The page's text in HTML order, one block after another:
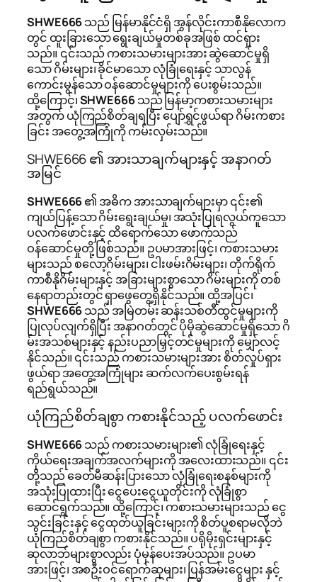
SHWE666သည် မြန်မာနိုင်ငံရှိ အွန်လိုင်းကာစီနိုလောက
တွင် ထူးခြားသော ရွေးချယ်မှုတစ်ခုအဖြစ် ထင်ရှား
သည်။ ၎င်းသည် ကစားသမားများအား ဆွဲဆောင်မှုရှိ
သော ဂိမ်းများ၊ ခိုင်မာသော လုံခြုံရေးနှင့် သာလွန်
ကောင်းမွန်သော ဝန်ဆောင်မှုများကို ပေးစွမ်းသည်။
ထို့ကြောင့်၊SHWE666သည် မြန်မာ့ကစားသမားများ
အတွက် ယုံကြည်စိတ်ချရပြီး ပျော်ရွှင်ဖွယ်ရာ ဂိမ်းကစား
ခြင်း အတွေ့အကြုံကို ကမ်းလှမ်းသည်။
SHWE666 ၏ အားသာချက်များနှင့် အနာဂတ်
အမြင်
SHWE666၏ အဓိက အားသာချက်များမှာ ၎င်း၏
ကျယ်ပြန့်သော ဂိမ်းရွေးချယ်မှု၊ အသုံးပြုရလွယ်ကူသော
ပလက်ဖောင်းနှင့် ထိရောက်သော ဖောက်သည်
ဝန်ဆောင်မှုတို့ ဖြစ်သည်။ ဥပမာအားဖြင့်၊ ကစားသမား
များသည် စလော့ဂိမ်းများ၊ ငါးဖမ်းဂိမ်းများ၊ တိုက်ရိုက်
ကာစီနိုဂိမ်းများနှင့် အခြားများစွာသော ဂိမ်းများကို တစ်
နေရာတည်းတွင် ရှာဖွေတွေ့ရှိနိုင်သည်။ ထို့အပြင်၊
SHWE666သည် အမြဲတမ်း ဆန်းသစ်တီထွင်မှုများကို
ပြုလုပ်လျက်ရှိပြီး အနာဂတ်တွင် ပိုမိုဆွဲဆောင်မှုရှိသော ဂိ
မ်းအသစ်များနှင့် နည်းပညာမြှင့်တင်မှုများကို မျှော်လင့်
နိုင်သည်။ ၎င်းသည် ကစားသမားများအား စိတ်လှုပ်ရှား
ဖွယ်ရာ အတွေ့အကြုံများ ဆက်လက်ပေးစွမ်းရန်
ရည်ရွယ်သည်။
ယုံကြည်စိတ်ချစွာ ကစားနိုင်သည့် ပလက်ဖောင်း
SHWE666သည် ကစားသမားများ၏ လုံခြုံရေးနှင့်
ကိုယ်ရေးအချက်အလက်များကို အလေးထားသည်။ ၎င်း
တို့သည် ခေတ်မီဆန်းပြားသော လုံခြုံရေးစနစ်များကို
အသုံးပြုထားပြီး ငွေပေးငွေယူတိုင်းကို လုံခြုံစွာ
ဆောင်ရွက်သည်။ ထို့ကြောင့်၊ ကစားသမားများသည် ငွေ
သွင်းခြင်းနှင့် ငွေထုတ်ယူခြင်းများကို စိတ်ပူစရာမလိုဘဲ
ယုံကြည်စိတ်ချစွာ ကစားနိုင်သည်။ ပရိုမိုးရှင်းများနှင့်
ဆုလာဘ်များစွာလည်း ပုံမှန်ပေးအပ်သည်။ ဥပမာ
အားဖြင့်၊ အစဦးဝင်ရောက်ဆုများ၊ ပြန်အမ်းငွေများ နှင့်